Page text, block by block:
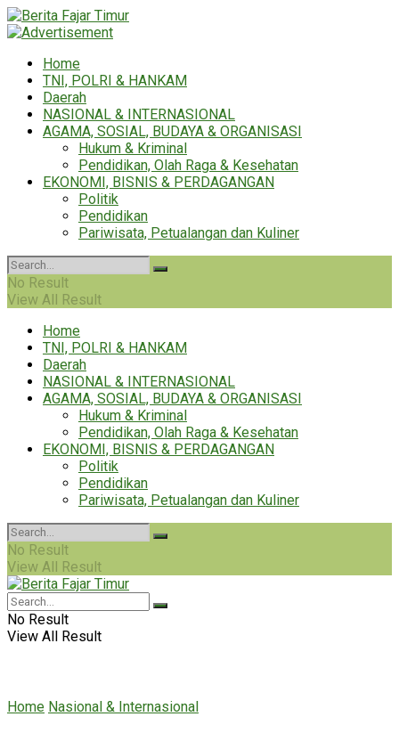
Home
TNI, POLRI & HANKAM
Daerah
NASIONAL & INTERNASIONAL
AGAMA, SOSIAL, BUDAYA & ORGANISASI
Hukum & Kriminal
Pendidikan, Olah Raga & Kesehatan
EKONOMI, BISNIS & PERDAGANGAN
Politik
Pendidikan
Pariwisata, Petualangan dan Kuliner
No Result
View All Result
Home
TNI, POLRI & HANKAM
Daerah
NASIONAL & INTERNASIONAL
AGAMA, SOSIAL, BUDAYA & ORGANISASI
Hukum & Kriminal
Pendidikan, Olah Raga & Kesehatan
EKONOMI, BISNIS & PERDAGANGAN
Politik
Pendidikan
Pariwisata, Petualangan dan Kuliner
No Result
View All Result
No Result
View All Result
Home Nasional & Internasional